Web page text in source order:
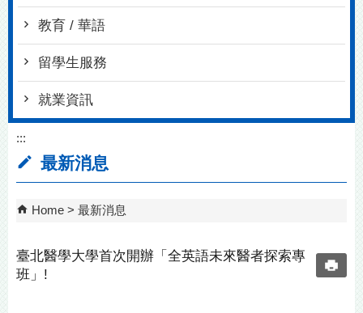
教育 / 華語
留學生服務
就業資訊
:::
最新消息
Home 最新消息
臺北醫學大學首次開辦「全英語未來醫者探索專
班」!